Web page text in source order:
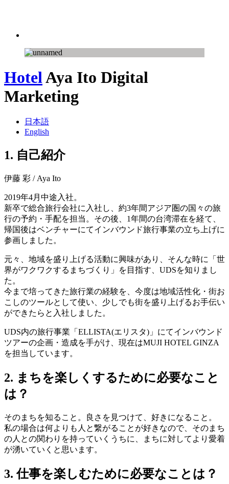
HotelAya Ito Digital
Marketing
日本語
English
1. 自己紹介
伊藤 彩 / Aya Ito
2019年4月中途入社。
新卒で総合旅行会社に入社し、約3年間アジア圏の国々の旅
行の予約・手配を担当。その後、1年間の台湾滞在を経て、
帰国後はベンチャーにてインバウンド旅行事業の立ち上げに
参画しました。
元々、地域を盛り上げる活動に興味があり、そんな時に「世
界がワクワクするまちづくり」を目指す、UDSを知りまし
た。
今まで培ってきた旅行業の経験を、今度は地域活性化・街お
こしのツールとして使い、少しでも街を盛り上げるお手伝い
ができたらと入社しました。
UDS内の旅行事業「ELLISTA(エリスタ)」にてインバウンド
ツアーの企画・造成を手がけ、現在はMUJI HOTEL GINZA
を担当しています。
2. まちを楽しくするために必要なこと
は？
そのまちを知ること。良さを見つけて、好きになること。
私の場合は何よりも人と繋がることが好きなので、そのまち
の人との関わりを持っていくうちに、まちに対してより愛着
が湧いていくと思います。
3. 仕事を楽しむために必要なことは？